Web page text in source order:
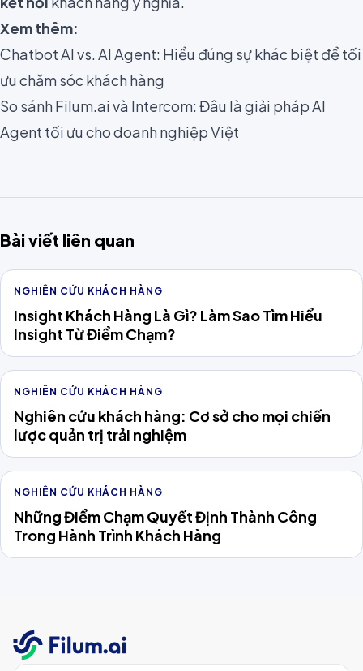
Xem thêm:
Chatbot AI vs. AI Agent: Hiểu đúng sự khác biệt để tối
ưu chăm sóc khách hàng
So sánh Filum.ai và Intercom: Đâu là giải pháp AI
Agent tối ưu cho doanh nghiệp Việt
Bài viết liên quan
NGHIÊN CỨU KHÁCH HÀNG
Insight Khách Hàng Là Gì? Làm Sao Tìm Hiểu
Insight Từ Điểm Chạm?
NGHIÊN CỨU KHÁCH HÀNG
Nghiên cứu khách hàng: Cơ sở cho mọi chiến
lược quản trị trải nghiệm
NGHIÊN CỨU KHÁCH HÀNG
Những Điểm Chạm Quyết Định Thành Công
Trong Hành Trình Khách Hàng